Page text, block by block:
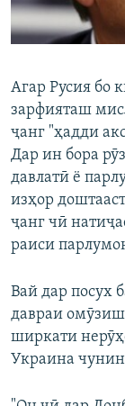
ГУЗОРИШҲОИ
Русский
ПАЙГИРӢ КУНЕД
Ҳамаи
Агар Русия бо
зарфияташ
ҷанг "ҳадди
Дар ин бора
давлатӣ ё
изҳор
ҷанг чӣ
раиси
Вай дар посух
давраи
ширкати
Украина